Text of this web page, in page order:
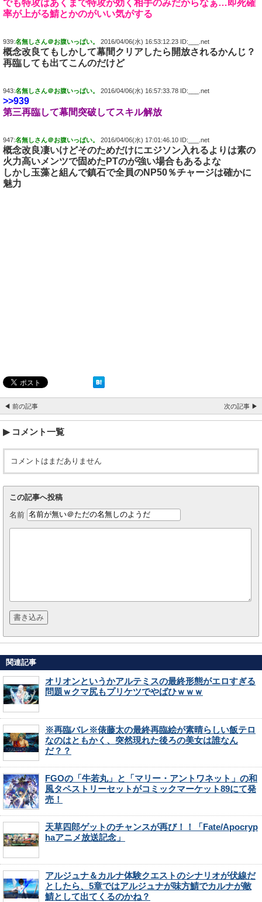
でも特攻はあくまで特攻が効く相手のみだからなぁ…即死確
率が上がる鯖とかのがいい気がする
939:名無しさん＠お腹いっぱい。 2016/04/06(水) 16:53:12.23 ID:___.net
概念改良てもしかして幕間クリアしたら開放されるかんじ？
再臨しても出てこんのだけど
943:名無しさん＠お腹いっぱい。 2016/04/06(水) 16:57:33.78 ID:___.net
>>939
第三再臨して幕間突破してスキル解放
947:名無しさん＠お腹いっぱい。 2016/04/06(水) 17:01:46.10 ID:___.net
概念改良凄いけどそのためだけにエジソン入れるよりは素の
火力高いメンツで固めたPTのが強い場合もあるよな
しかし玉藻と組んで鎮石で全員のNP50％チャージは確かに
魅力
◀ 前の記事 次の記事 ▶
コメント一覧
コメントはまだありません
この記事へ投稿
名前
関連記事
オリオンというかアルテミスの最終形態がエロすぎる
問題ｗクマ尻もプリケツでやばひｗｗｗ
※再臨バレ※俵藤太の最終再臨絵が素晴らしい飯テロ
なのはともかく、突然現れた後ろの美女は誰なん
だ？？
FGOの「牛若丸」と「マリー・アントワネット」の和
風タペストリーセットがコミックマーケット89にて発
売！
天草四郎ゲットのチャンスが再び！！「Fate/Apocryp
haアニメ放送記念」
アルジュナ＆カルナ体験クエストのシナリオが伏線だ
としたら、5章ではアルジュナが味方鯖でカルナが敵
鯖として出てくるのかね？